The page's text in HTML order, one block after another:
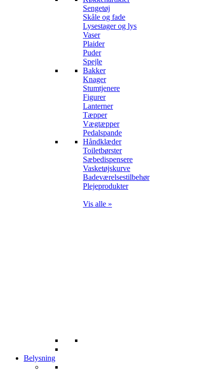
Sengetøj
Skåle og fade
Lysestager og lys
Vaser
Plaider
Puder
Spejle
Bakker
Knager
Stumtjenere
Figurer
Lanterner
Tæpper
Vægtæpper
Pedalspande
Håndklæder
Toiletbørster
Sæbedispensere
Vasketøjskurve
Badeværelsestilbehør
Plejeprodukter
Vis alle »
Belysning